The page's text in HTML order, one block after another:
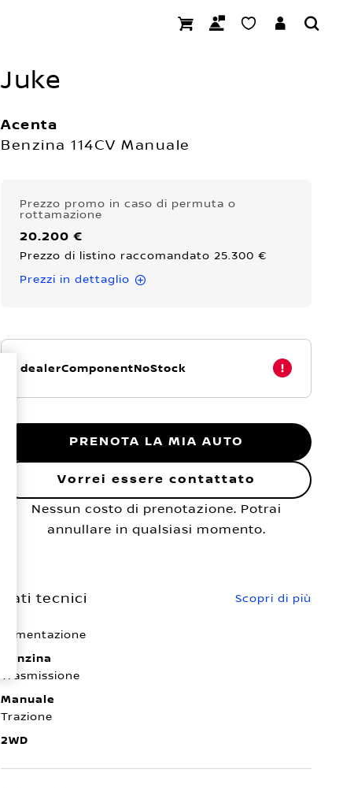
Juke
Acenta
Benzina 114CV Manuale
Prezzo promo in caso di permuta o
rottamazione
20.200 €
Prezzo di listino raccomandato 25.300 €
Prezzi in dettaglio
dealerComponentNoStock
PRENOTA LA MIA AUTO
Vorrei essere contattato
Nessun costo di prenotazione. Potrai
annullare in qualsiasi momento.
Dati tecnici Scopri di più
Alimentazione
Benzina
Trasmissione
Manuale
Trazione
2WD